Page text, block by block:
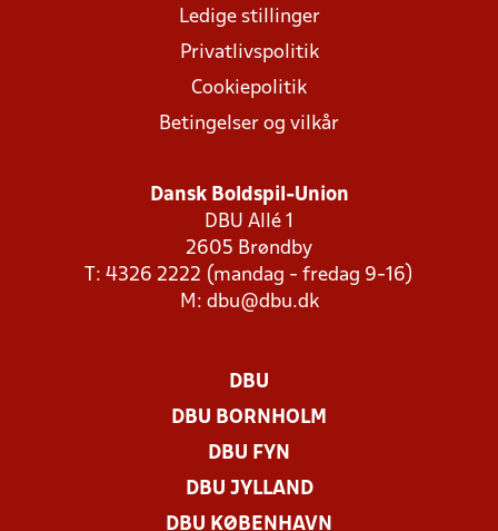
Ledige stillinger
Privatlivspolitik
Cookiepolitik
Betingelser og vilkår
Dansk Boldspil-Union
DBU Allé 1
2605 Brøndby
T: 4326 2222 (mandag - fredag 9-16)
M: dbu@dbu.dk
DBU
DBU BORNHOLM
DBU FYN
DBU JYLLAND
DBU KØBENHAVN